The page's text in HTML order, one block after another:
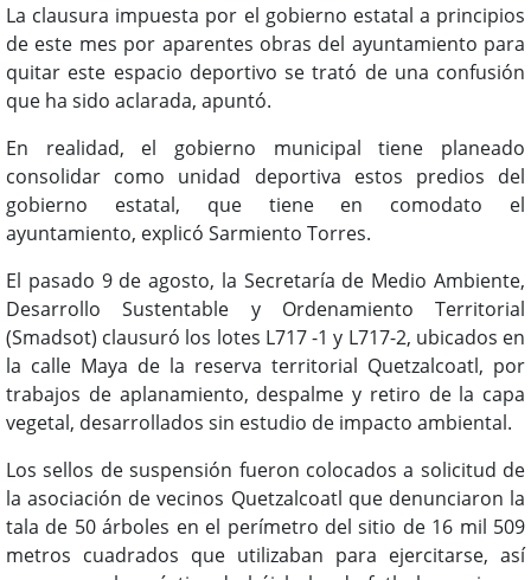
La clausura impuesta por el gobierno estatal a principios
de este mes por aparentes obras del ayuntamiento para
quitar este espacio deportivo se trató de una confusión
que ha sido aclarada, apuntó.
En realidad, el gobierno municipal tiene planeado
consolidar como unidad deportiva estos predios del
gobierno estatal, que tiene en comodato el
ayuntamiento, explicó Sarmiento Torres.
El pasado 9 de agosto, la Secretaría de Medio Ambiente,
Desarrollo Sustentable y Ordenamiento Territorial
(Smadsot) clausuró los lotes L717 -1 y L717-2, ubicados en
la calle Maya de la reserva territorial Quetzalcoatl, por
trabajos de aplanamiento, despalme y retiro de la capa
vegetal, desarrollados sin estudio de impacto ambiental.
Los sellos de suspensión fueron colocados a solicitud de
la asociación de vecinos Quetzalcoatl que denunciaron la
tala de 50 árboles en el perímetro del sitio de 16 mil 509
metros cuadrados que utilizaban para ejercitarse, así